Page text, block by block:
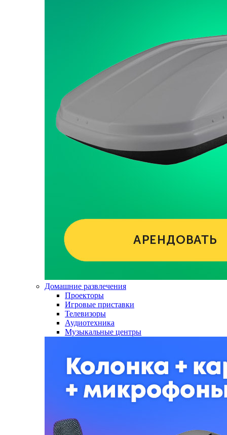
Домашние развлечения
Проекторы
Игровые приставки
Телевизоры
Аудиотехника
Музыкальные центры